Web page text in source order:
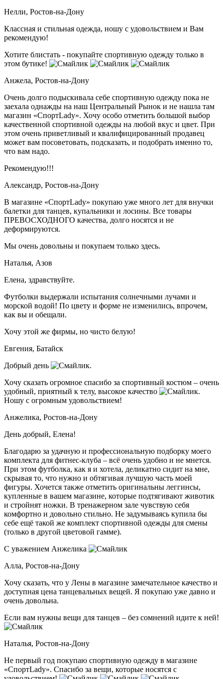
Нелли, Ростов-на-Дону
Классная и стильная одежда, ношу с удовольствием и Вам
рекомендую!
Хотите блистать - покупайте спортивную одежду только в
этом бутике!
Анжела, Ростов-на-Дону
Очень долго подыскивала себе спортивную одежду пока не
заехала однажды на наш Центральный Рынок и не нашла там
магазин «СпортLady». Хочу особо отметить большой выбор
качественной спортивной одежды на любой вкус и цвет. При
этом очень приветливый и квалифицированный продавец
может вам посоветовать, подсказать, и подобрать именно то,
что вам надо.
Рекомендую!!!
Александр, Ростов-на-Дону
В магазине «СпортLady» покупаю уже много лет для внучки
балетки для танцев, купальники и лосины. Все товары
ПРЕВОСХОДНОГО качества, долго носятся и не
деформируются.
Мы очень довольны и покупаем только здесь.
Наталья, Азов
Елена, здравствуйте.
Футболки выдержали испытания солнечными лучами и
морской водой! По цвету и форме не изменились, впрочем,
как вы и обещали.
Хочу этой же фирмы, но чисто белую!
Евгения, Батайск
Добрый день
.
Хочу сказать огромное спасибо за спортивный костюм – очень
удобный, приятный к телу, высокое качество
.
Ношу с огромным удовольствием!
Анжелика, Ростов-на-Дону
День добрый, Елена!
Благодарю за удачную и профессиональную подборку моего
комплекта для фитнес-клуба – всё очень удобно и не мнется.
При этом футболка, как я и хотела, деликатно сидит на мне,
скрывая то, что нужно и обтягивая лучшую часть моей
фигуры. Хочется также отметить оригинальны леггинсы,
купленные в вашем магазине, которые подтягивают животик
и стройнят ножки. В тренажерном зале чувствую себя
комфортно и довольно стильно. Не задумываясь купила бы
себе ещё такой же комплект спортивной одежды для смены
(только в другой цветовой гамме).
С уважением Анжелика
Алла, Ростов-на-Дону
Хочу сказать, что у Лены в магазине замечательное качество и
доступная цена танцевальных вещей. Я покупаю уже давно и
очень довольна.
Если вам нужны вещи для танцев – без сомнений идите к ней!
Наталья, Ростов-на-Дону
Не первый год покупаю спортивную одежду в магазине
«СпортLady». Спасибо за вещи, которые носятся с